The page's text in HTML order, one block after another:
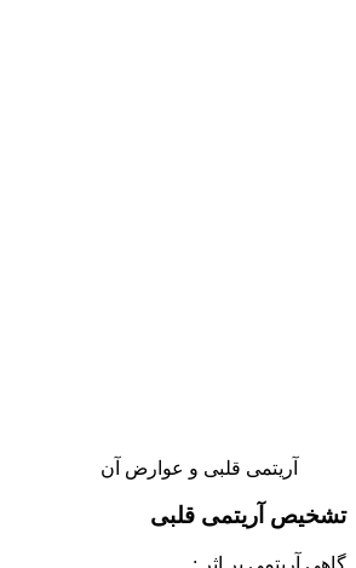
آریتمی قلبی و عوارض آن
تشخیص آریتمی قلبی
گاهی آریتمی بر اثر :